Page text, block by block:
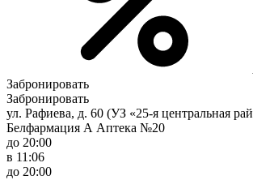
Забронировать
Забронировать
ул. Рафиева, д. 60 (УЗ «25-я центральная
Белфармация А Аптека №20
до 20:00
в 11:06
до 20:00